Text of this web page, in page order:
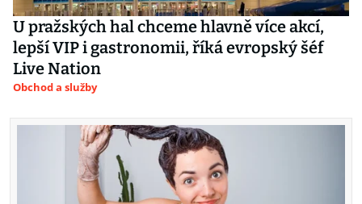
U pražských hal chceme hlavně více akcí,
lepší VIP i gastronomii, říká evropský šéf
Live Nation
Obchod a služby